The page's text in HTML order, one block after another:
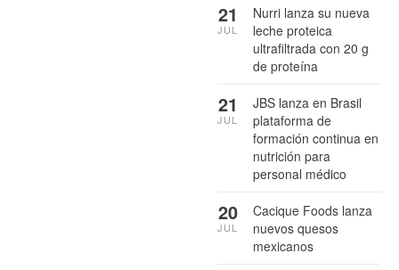
Nurri lanza su nueva
leche proteica
ultrafiltrada con 20 g
de proteína
21
JUL
JBS lanza en Brasil
plataforma de
formación continua en
nutrición para
personal médico
21
JUL
Cacique Foods lanza
nuevos quesos
mexicanos
20
JUL